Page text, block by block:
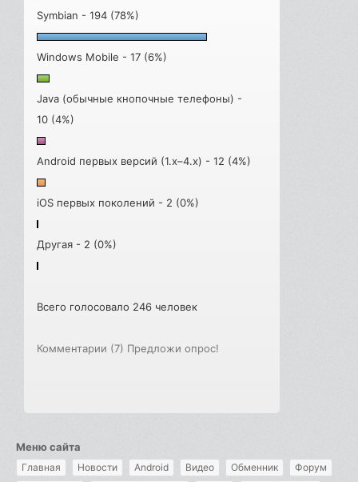
Symbian - 194 (78%)
Windows Mobile - 17 (6%)
Java (обычные кнопочные телефоны) -
10 (4%)
Android первых версий (1.x–4.x) - 12 (4%)
iOS первых поколений - 2 (0%)
Другая - 2 (0%)
Всего голосовало 246 человек
Комментарии (7) Предложи опрос!
Меню сайта
Главная Новости Android Видео Обменник Форум